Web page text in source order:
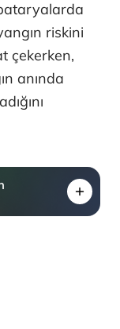
riskini
çekerken,
anında